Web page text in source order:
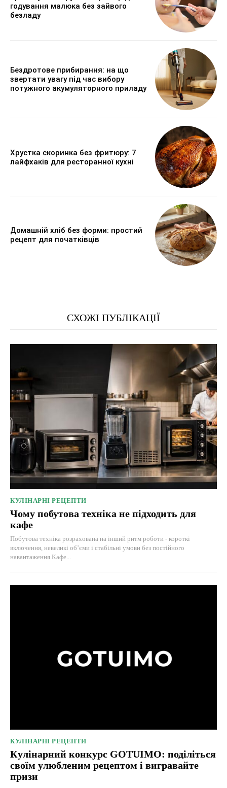
годування малюка без зайвого
безладу
Бездротове прибирання: на що
звертати увагу під час вибору
потужного акумуляторного приладу
Хрустка скоринка без фритюру: 7
лайфхаків для ресторанної кухні
Домашній хліб без форми: простий
рецепт для початківців
СХОЖІ ПУБЛІКАЦІЇ
КУЛІНАРНІ РЕЦЕПТИ
Чому побутова техніка не підходить для
кафе
Побутова техніка розрахована на інший ритм роботи - короткі
включення, невеликі об’єми і стабільні умови без постійного
навантаження.Кафе...
КУЛІНАРНІ РЕЦЕПТИ
Кулінарний конкурс GOTUIMO: поділіться
своїм улюбленим рецептом і вигравайте
призи